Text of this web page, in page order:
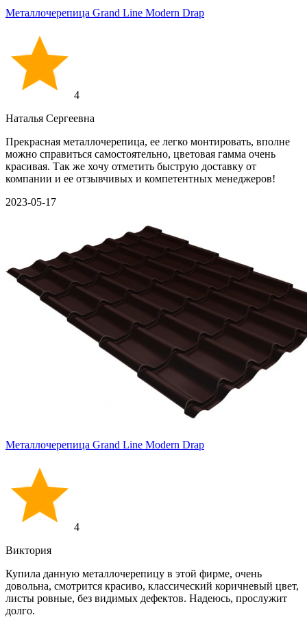
Металлочерепица Grand Line Modern Drap
4
Наталья Сергеевна
Прекрасная металлочерепица, ее легко монтировать, вполне
можно справиться самостоятельно, цветовая гамма очень
красивая. Так же хочу отметить быструю доставку от
компании и ее отзывчивых и компетентных менеджеров!
2023-05-17
Металлочерепица Grand Line Modern Drap
4
Виктория
Купила данную металлочерепицу в этой фирме, очень
довольна, смотрится красиво, классический коричневый цвет,
листы ровные, без видимых дефектов. Надеюсь, прослужит
долго.